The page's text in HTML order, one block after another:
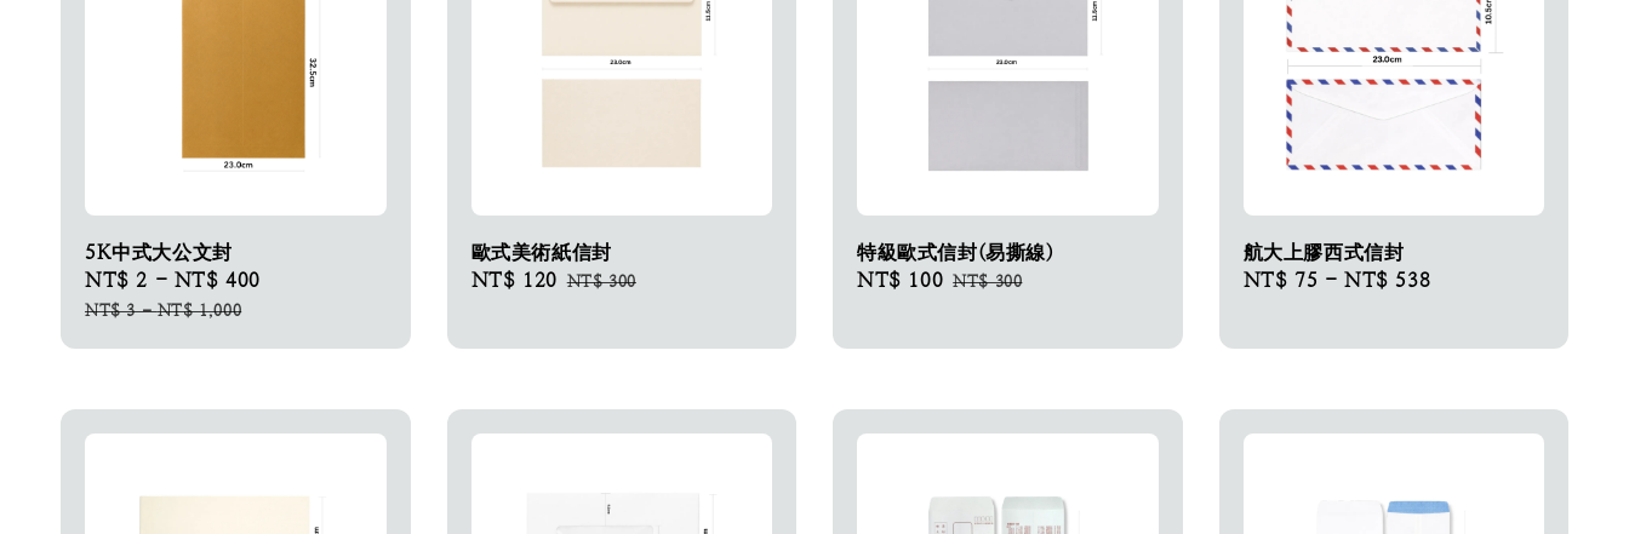
5K中式大公文封
Sale
price
NT$ 2 - NT$ 400
NT$ 3-NT$ 1,000
歐式美術紙信封
Sale
NT$ 120 Regular
NT$ 300
特級歐式信封(易撕線)
Sale
NT$ 100 Regular
NT$ 300
航大上膠西式信封
Regular
NT$ 75 - NT$ 538